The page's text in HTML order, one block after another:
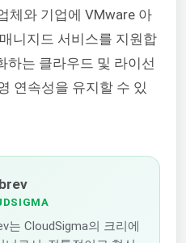
체와 기업에 VMware 아
니지드 서비스를 지원합
하는 클라우드 및 라이선
연속성을 유지할 수 있
는 CloudSigma의 크리에